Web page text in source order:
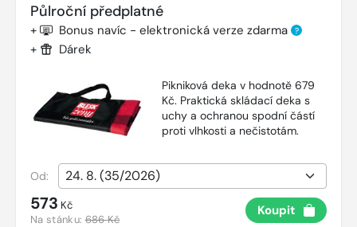
Půlroční předplatné
+ Bonus navíc - elektronická verze zdarma ?
+ Dárek
Pikniková deka v hodnotě 679
Kč. Praktická skládací deka s
uchy a ochranou spodní částí
proti vlhkosti a nečistotám.
Od:
573 Kč
Na stánku:686 Kč
Koupit